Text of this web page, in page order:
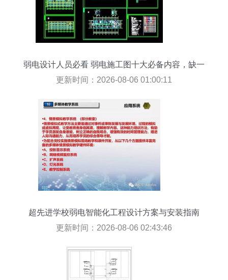
弱电设计人员必看 弱电施工图十大必备内容，缺一
不可
更新时间：2026-08-06 01:00:11
超先进学校弱电智能化工程设计方案与安装指南
更新时间：2026-08-06 02:43:46